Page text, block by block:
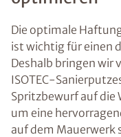
Die optimale
ist wichtig für einen
Deshalb bringen wir
ISOTEC-
Spritzbewurf auf die
um eine
auf dem Mauerwerk